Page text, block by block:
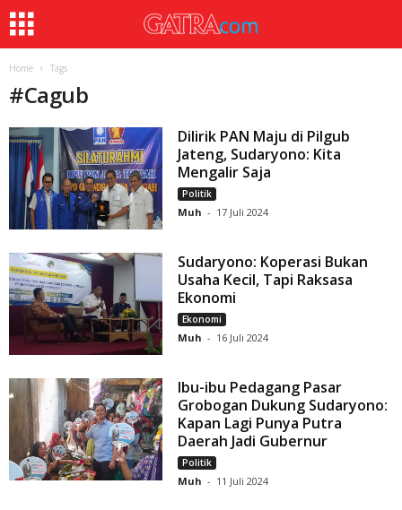
Home Tags
#Cagub
Dilirik PAN Maju di Pilgub
Jateng, Sudaryono: Kita
Mengalir Saja
Politik
Muh - 17 Juli 2024
Sudaryono: Koperasi Bukan
Usaha Kecil, Tapi Raksasa
Ekonomi
Ekonomi
Muh - 16 Juli 2024
Ibu-ibu Pedagang Pasar
Grobogan Dukung Sudaryono:
Kapan Lagi Punya Putra
Daerah Jadi Gubernur
Politik
Muh - 11 Juli 2024